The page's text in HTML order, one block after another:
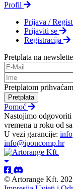
Profil
Prijava /
Prijaviti se
Registracija
Pretplata na
Pretplatom prihvaćam
Pretplata
Pomoć
Nastojimo odgovoriti
vremena u roku od
U vezi garancije:
info@iponcomp.hr
© Artorange Kft.